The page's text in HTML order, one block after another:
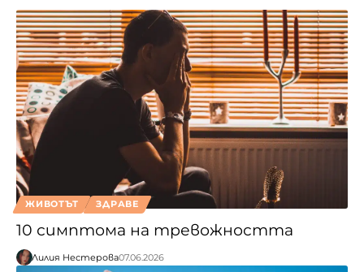
ЖИВОТЪТ ЗДРАВЕ
10 симптома на тревожността
Лилия Нестерова07.06.2026